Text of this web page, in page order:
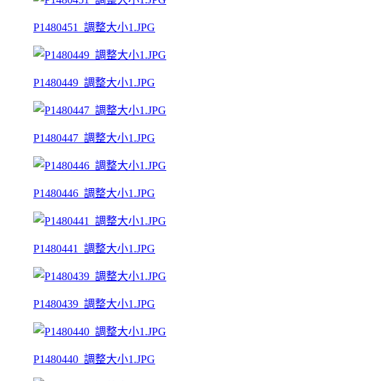
P1480451_調整大小1.JPG
P1480449_調整大小1.JPG
P1480447_調整大小1.JPG
P1480446_調整大小1.JPG
P1480441_調整大小1.JPG
P1480439_調整大小1.JPG
P1480440_調整大小1.JPG